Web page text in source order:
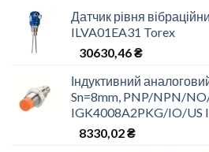
Датчик рівня
ILVA01EA31 Torex
30630,46₴
Індуктивний
Sn=8mm, PNP/NPN/
IGK4008A2PKG/IO/US
8330,02₴